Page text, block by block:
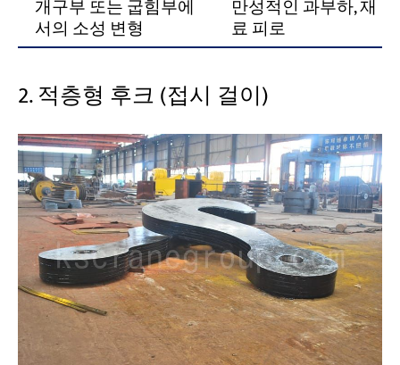
개구부 또는 굽힘부에
서의 소성 변형
만성적인 과부하, 재
료 피로
2. 적층형 후크 (접시 걸이)